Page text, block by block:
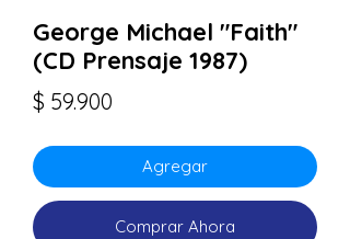
George Michael "Faith"
(CD Prensaje 1987)
$ 59.900
Agregar
Comprar Ahora